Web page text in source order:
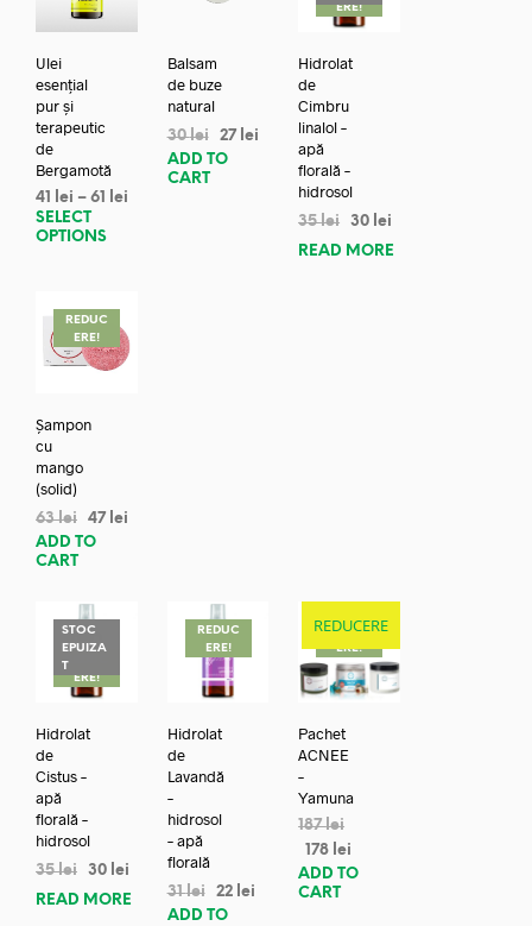
Ulei
esențial
pur și
terapeutic
de
Bergamotă
41 lei – 61
lei
SELECT
OPTIONS
Balsam
de buze
natural
30lei 27 lei
ADD TO
CART
ERE!
Hidrolat
de
Cimbru
linalol –
apă
florală –
hidrosol
35lei 30 lei
READ MORE
REDUC
ERE!
Șampon
cu
mango
(solid)
63lei 47 lei
ADD TO
CART
STOC
EPUIZA
TREDUC
ERE!
Hidrolat
de
Cistus –
apă
florală –
hidrosol
35lei 30 lei
READ MORE
REDUC
ERE!
Hidrolat
de
Lavandă
–
hidrosol
– apă
florală
31lei 22 lei
ADD TO
REDUCERE
REDUC
ERE!
Pachet
ACNEE
–
Yamuna
187lei
178 lei
ADD TO
CART